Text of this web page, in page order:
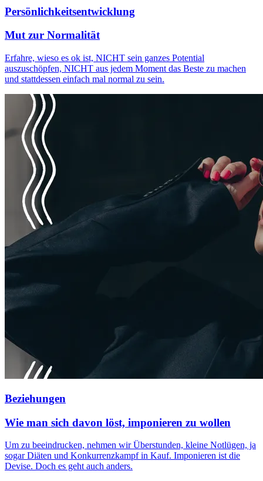
Persönlichkeitsentwicklung
Mut zur Normalität
Erfahre, wieso es ok ist, NICHT sein ganzes Potential
auszuschöpfen, NICHT aus jedem Moment das Beste zu machen
und stattdessen einfach mal normal zu sein.
Beziehungen
Wie man sich davon löst, imponieren zu wollen
Um zu beeindrucken, nehmen wir Überstunden, kleine Notlügen, ja
sogar Diäten und Konkurrenzkampf in Kauf. Imponieren ist die
Devise. Doch es geht auch anders.